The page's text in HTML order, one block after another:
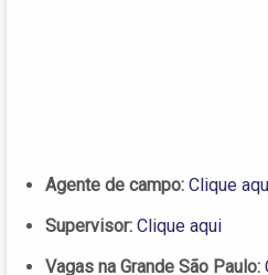
Agente de campo: Clique
Supervisor: Clique aqui
Vagas na Grande São Paulo: